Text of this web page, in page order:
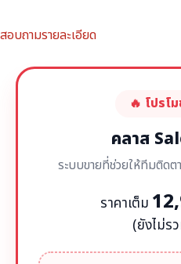
สอบถามรายละเอียด
🔥 โปรโ
คลาส
ระบบขายที่ช่วยให้ทีมติด
ราคาเต็ม
(ยังไม่ร